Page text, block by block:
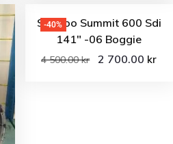
-40%
Ski-doo Summit 600 Sdi
141″ -06 Boggie
4 500.00kr 2 700.00 kr